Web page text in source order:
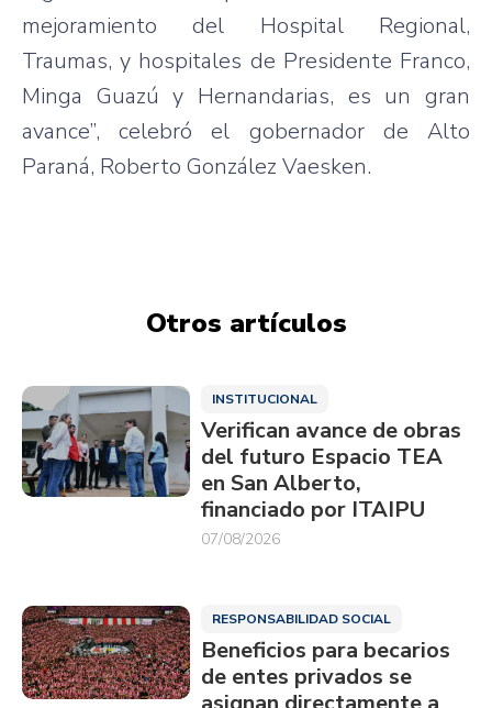
mejoramiento del Hospital Regional,
Traumas, y hospitales de Presidente Franco,
Minga Guazú y Hernandarias, es un gran
avance”, celebró el gobernador de Alto
Paraná, Roberto González Vaesken.
Otros artículos
INSTITUCIONAL
Verifican avance de obras
del futuro Espacio TEA
en San Alberto,
financiado por ITAIPU
07/08/2026
RESPONSABILIDAD SOCIAL
Beneficios para becarios
de entes privados se